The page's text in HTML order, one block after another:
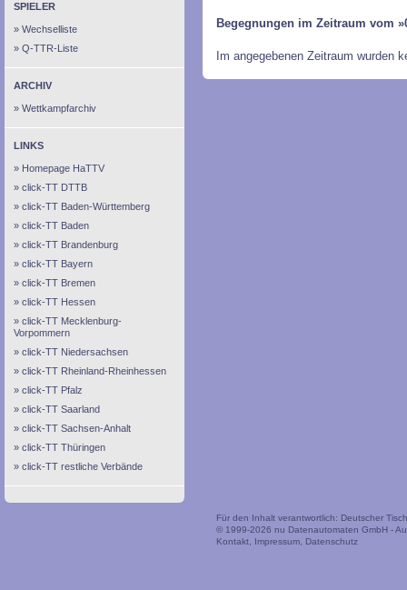
SPIELER
Wechselliste
Q-TTR-Liste
ARCHIV
Wettkampfarchiv
LINKS
Homepage HaTTV
click-TT DTTB
click-TT Baden-Württemberg
click-TT Baden
click-TT Brandenburg
click-TT Bayern
click-TT Bremen
click-TT Hessen
click-TT Mecklenburg-
Vorpommern
click-TT Niedersachsen
click-TT Rheinland-Rheinhessen
click-TT Pfalz
click-TT Saarland
click-TT Sachsen-Anhalt
click-TT Thüringen
click-TT restliche Verbände
Begegnungen im Zeitraum vom
Im angegebenen Zeitraum wurden
Für den Inhalt verantwortlich: Deutscher
© 1999-2026 nu Datenautomaten GmbH -
Kontakt
Impressum Datenschutz